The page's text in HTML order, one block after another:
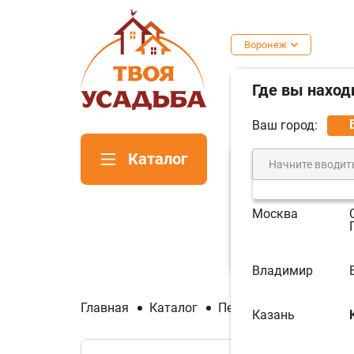
Каталог
Воронеж
Где вы
Ваш город:
Москва
Владимир
Казань
Главная Каталог Печи и котлы